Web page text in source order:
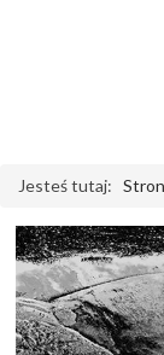
Jesteś tutaj: